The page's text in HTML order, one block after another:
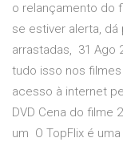
o relançamento do
se estiver alerta,
arrastadas, 31 Ago
tudo isso nos
acesso à internet
DVD Cena do filme
um O TopFlix é